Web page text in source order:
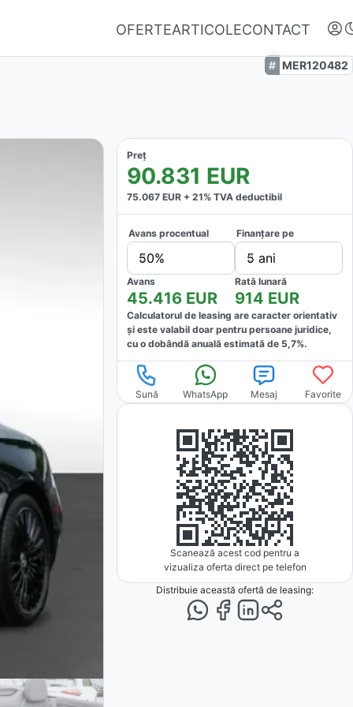
OFERTEARTICOLECONTACT
Autentifică-te
Nu ai oferte favorite
MER120482
Preț
90.831 EUR
75.067 EUR + 21% TVA deductibil
Avans procentual
50%
Finanțare pe
5 ani
Avans
45.416 EUR
Rată lunară
914 EUR
Calculatorul de leasing are caracter orientativ
și este valabil doar pentru persoane juridice,
cu o dobândă anuală estimată de 5,7%.
Sună WhatsApp Mesaj Favorite
Scanează acest cod pentru a
vizualiza oferta direct pe telefon
Distribuie această ofertă de leasing: